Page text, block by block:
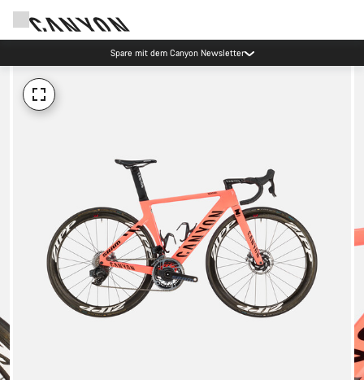
Spare mit dem Canyon Newsletter